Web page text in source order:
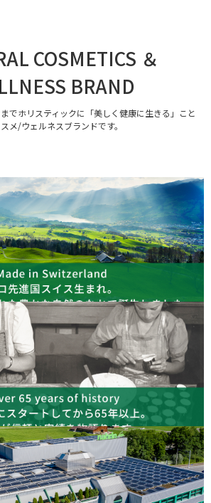
COSMETICS ＆
BRAND
でホリスティックに「美しく健康に生きる」こと
メ/ウェルネスブランドです。